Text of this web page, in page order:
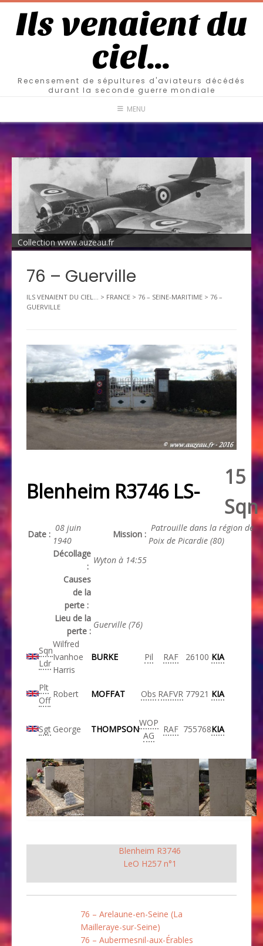
Ils venaient du
ciel…
Recensement de sépultures d'aviateurs décédés
durant la seconde guerre mondiale
MENU
Collection www.auzeau.fr
76 – Guerville
ILS VENAIENT DU CIEL... > FRANCE > 76 – SEINE-MARITIME > 76 –
GUERVILLE
Blenheim R3746 LS-
15
Sqn
Date :
08 juin
1940
Mission :
Patrouille dans la région de
Poix de Picardie (80)
Décollage
:
Wyton à 14:55
Causes
de la
perte :
Lieu de la
perte :
Guerville (76)
Sqn
Ldr
Wilfred
Ivanhoe
Harris
BURKE Pil RAF 26100 KIA
Plt
Off
Robert MOFFAT Obs RAFVR 77921 KIA
Sgt George THOMPSON
WOP
AG
RAF 755768KIA
Blenheim R3746
LeO H257 n°1
76 – Arelaune-en-Seine (La
Mailleraye-sur-Seine)
76 – Aubermesnil-aux-Érables